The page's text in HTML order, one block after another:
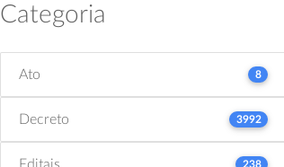
Categoria
Ato 8
Decreto 3992
Editais 238